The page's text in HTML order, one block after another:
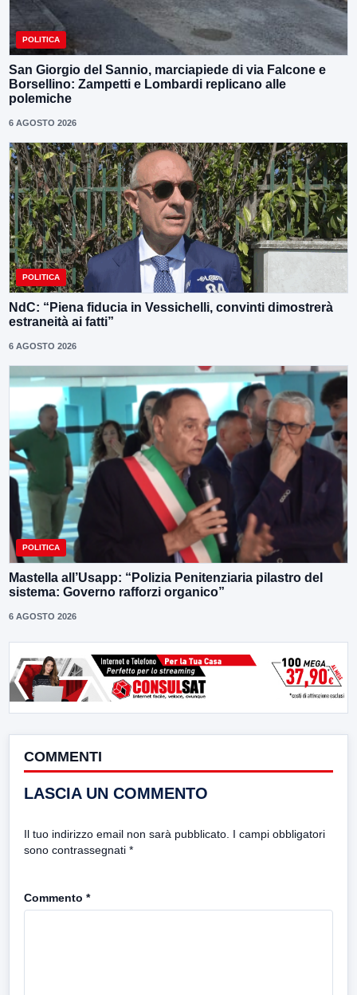
POLITICA
San Giorgio del Sannio, marciapiede di via Falcone e
Borsellino: Zampetti e Lombardi replicano alle
polemiche
6 AGOSTO 2026
POLITICA
NdC: “Piena fiducia in Vessichelli, convinti dimostrerà
estraneità ai fatti”
6 AGOSTO 2026
POLITICA
Mastella all’Usapp: “Polizia Penitenziaria pilastro del
sistema: Governo rafforzi organico”
6 AGOSTO 2026
COMMENTI
LASCIA UN COMMENTO
Il tuo indirizzo email non sarà pubblicato. I campi obbligatori
sono contrassegnati *
Commento *